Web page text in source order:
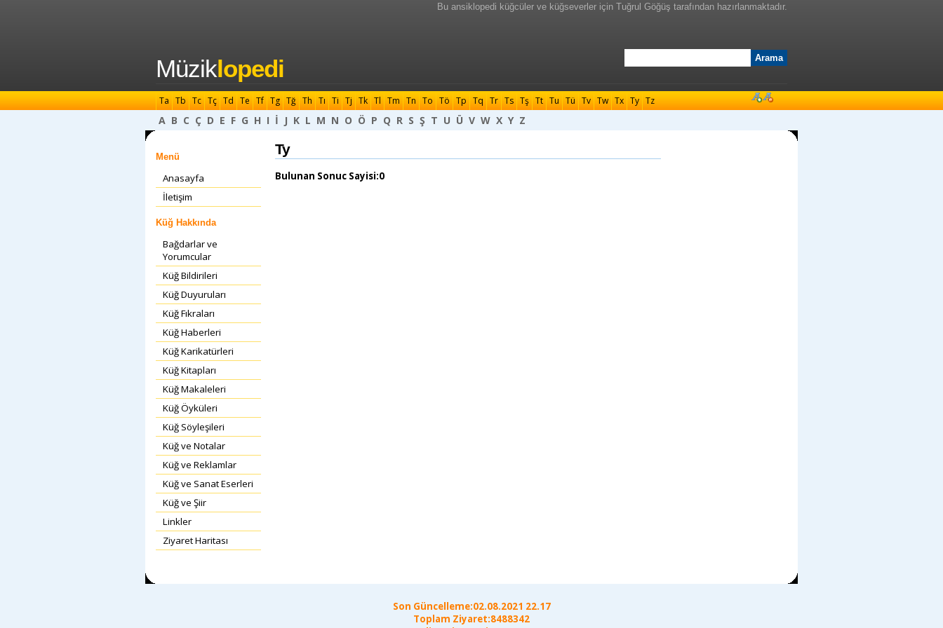
Bu ansiklopedi küğcüler ve küğseverler için Tuğrul Göğüş tarafından hazırlanmaktadır.
Müziklopedi
Ta Tb Tc Tç Td Te Tf Tg Tğ Th Tı Ti Tj Tk Tl Tm Tn To Tö Tp Tq Tr Ts Tş Tt Tu Tü Tv Tw Tx Ty Tz
A B C Ç D E F G H I İ J K L M N O Ö P Q R S Ş T U Ü V W X Y Z
Menü
Anasayfa
İletişim
Küğ Hakkında
Bağdarlar ve
Yorumcular
Küğ Bildirileri
Küğ Duyuruları
Küğ Fıkraları
Küğ Haberleri
Küğ Karikatürleri
Küğ Kitapları
Küğ Makaleleri
Küğ Öyküleri
Küğ Söyleşileri
Küğ ve Notalar
Küğ ve Reklamlar
Küğ ve Sanat Eserleri
Küğ ve Şiir
Linkler
Ziyaret Haritası
Ty
Bulunan Sonuc Sayisi:0
Son Güncelleme:02.08.2021 22.17
Toplam Ziyaret:8488342